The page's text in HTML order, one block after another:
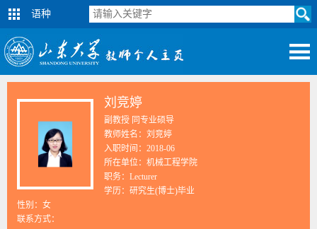
语种
刘竞婷
副教授 同专业硕导
教师姓名：刘竞婷
入职时间：2018-06
所在单位：机械工程学院
职务：Lecturer
学历：研究生(博士)毕业
性别：女
联系方式：